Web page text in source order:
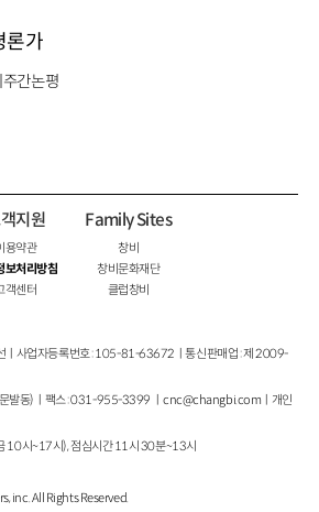
론가
간논평
지원
용약관
보처리방침
객센터
Family Sites
창비
창비문화재단
클럽창비
ㅣ사업자등록번호 : 105-81-63672ㅣ통신판매업 : 제 2009-
발동)ㅣ팩스 : 031-955-3399 ㅣcnc@changbi.com ㅣ개인
시~17시), 점심시간 11시 30분~13시
inc. All Rights Reserved.